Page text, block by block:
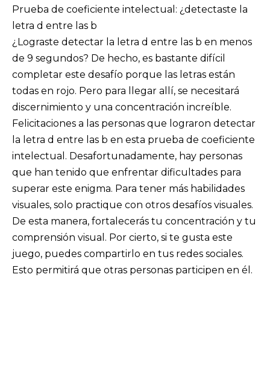
Prueba de coeficiente intelectual: ¿detectaste la
letra d entre las b
¿Lograste detectar la letra d entre las b en menos
de 9 segundos? De hecho, es bastante difícil
completar este desafío porque las letras están
todas en rojo. Pero para llegar allí, se necesitará
discernimiento y una concentración increíble.
Felicitaciones a las personas que lograron detectar
la letra d entre las b en esta prueba de coeficiente
intelectual. Desafortunadamente, hay personas
que han tenido que enfrentar dificultades para
superar este enigma. Para tener más habilidades
visuales, solo practique con otros desafíos visuales.
De esta manera, fortalecerás tu concentración y tu
comprensión visual. Por cierto, si te gusta este
juego, puedes compartirlo en tus redes sociales.
Esto permitirá que otras personas participen en él.